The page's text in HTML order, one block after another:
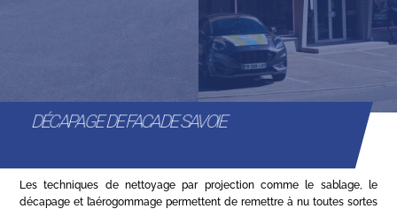
DÉCAPAGE DE FACADE SAVOIE
Les techniques de nettoyage par projection comme le sablage, le
décapage et l’aérogommage permettent de remettre à nu toutes sortes